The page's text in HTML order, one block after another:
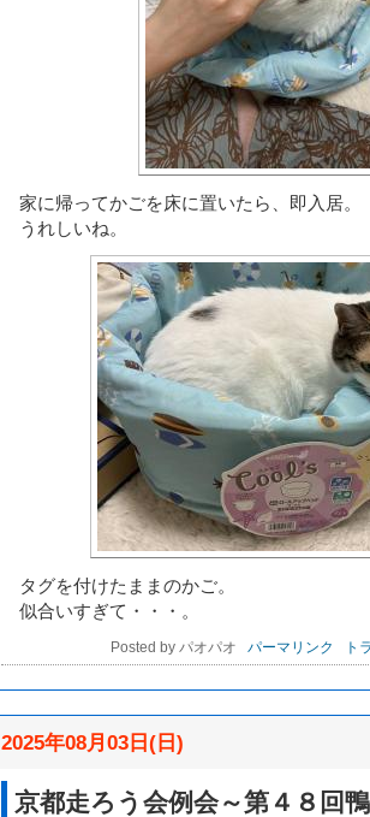
家に帰ってかごを床に置いたら、即入居。
うれしいね。
タグを付けたままのかご。
似合いすぎて・・・。
Posted by パオパオ パーマリンク ト
2025年08月03日(日)
京都走ろう会例会～第４８回